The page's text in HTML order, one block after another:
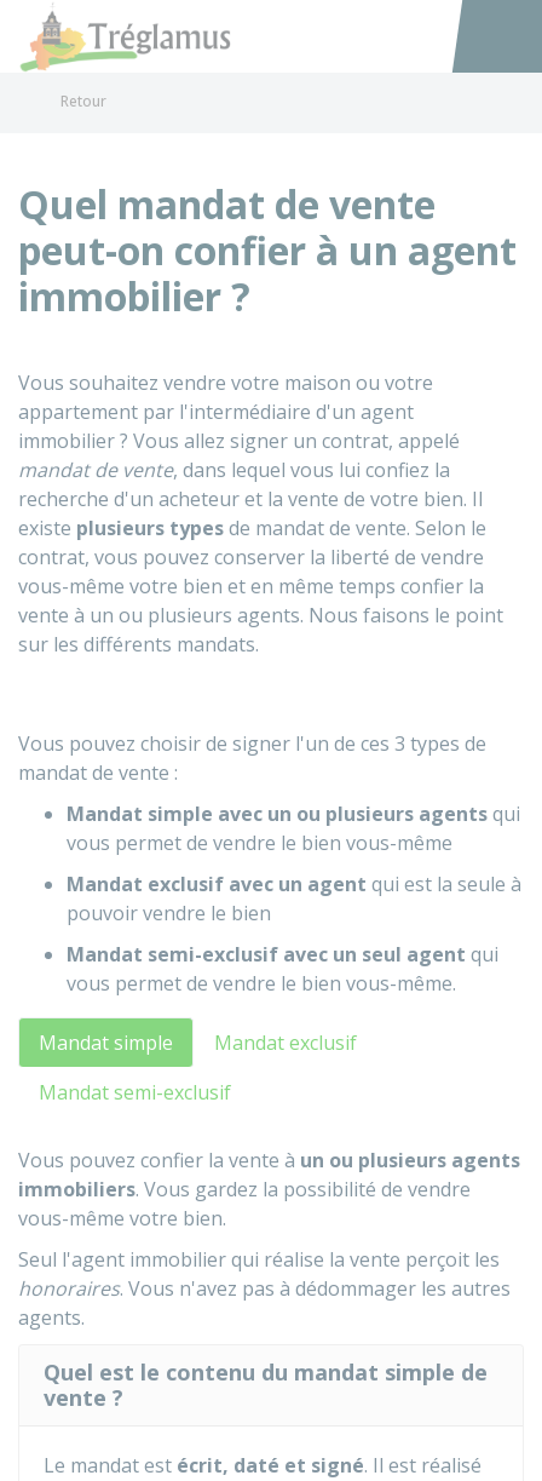
Accéder
Retour
Quel mandat de vente
peut-on confier à un agent
immobilier ?
Vous souhaitez vendre votre maison ou votre
appartement par l'intermédiaire d'un agent
immobilier ? Vous allez signer un contrat, appelé
mandat de vente, dans lequel vous lui confiez la
recherche d'un acheteur et la vente de votre bien. Il
existe plusieurs typesde mandat de vente. Selon le
contrat, vous pouvez conserver la liberté de vendre
vous-même votre bien et en même temps confier la
vente à un ou plusieurs agents. Nous faisons le point
sur les différents mandats.
Vous pouvez choisir de signer l'un de ces 3 types de
mandat de vente :
Mandat simple avec un ou plusieurs agentsqui
vous permet de vendre le bien vous-même
Mandat exclusif avec un agent qui est la seule à
pouvoir vendre le bien
Mandat semi-exclusif avec un seul agent qui
vous permet de vendre le bien vous-même.
Mandat simple
Mandat exclusif
Mandat semi-exclusif
Vous pouvez confier la vente à un ou plusieurs agents
immobiliers. Vous gardez la possibilité de vendre
vous-même votre bien.
Seul l'agent immobilier qui réalise la vente perçoit les
honoraires. Vous n'avez pas à dédommager les autres
agents.
Quel est le contenu du mandat simple de
vente ?
Le mandat est écrit, daté et signé. Il est réalisé